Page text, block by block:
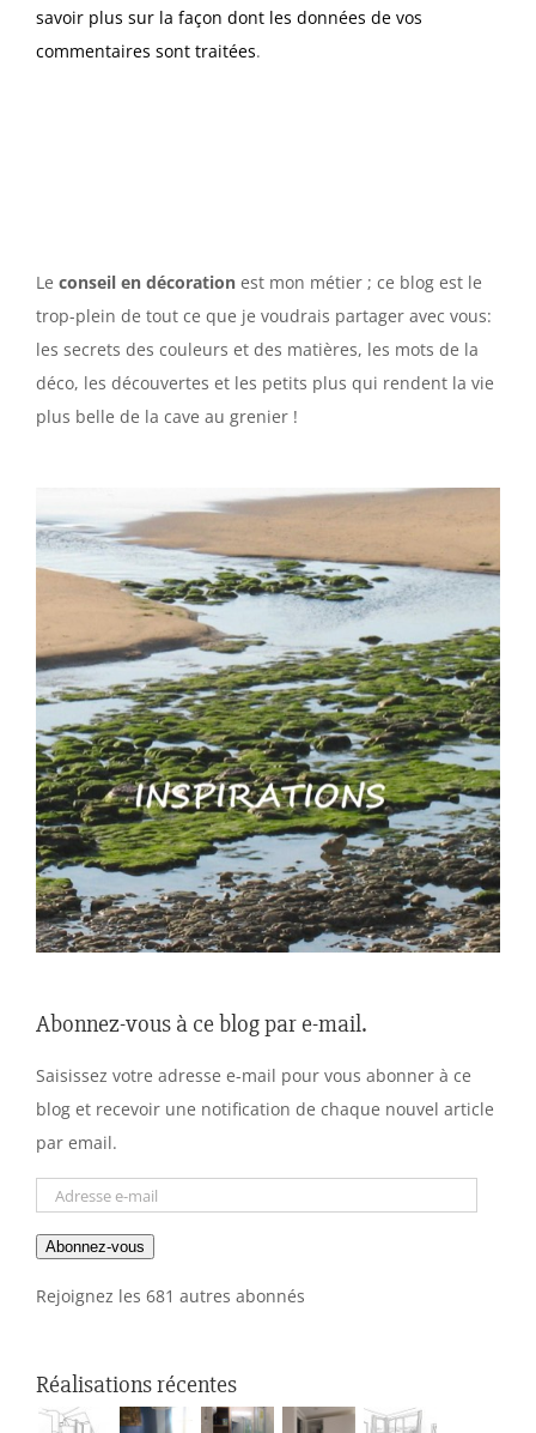
savoir plus sur la façon dont les données de vos
commentaires sont traitées.
Le conseil en décoration est mon métier ; ce blog est le
trop-plein de tout ce que je voudrais partager avec vous:
les secrets des couleurs et des matières, les mots de la
déco, les découvertes et les petits plus qui rendent la vie
plus belle de la cave au grenier !
Abonnez-vous à ce blog par e-mail.
Saisissez votre adresse e-mail pour vous abonner à ce
blog et recevoir une notification de chaque nouvel article
par email.
Adresse
mail
Abonnez-vous
Rejoignez les 681 autres abonnés
Réalisations récentes